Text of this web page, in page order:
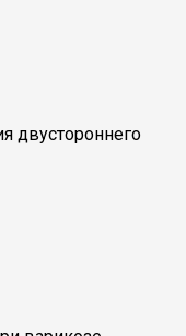
двустороннего